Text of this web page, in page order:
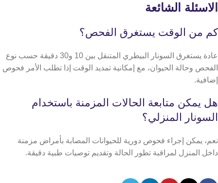
الاسئلة الشائعة
كم من الوقت يستغرق الفحص؟
عادة يستغرق السونار البيطري المتنقل بين 10 و30 دقيقة حسب نوع
الفحص وحالة الحيوان، مع إمكانية تمديد الوقت إذا تطلب الأمر فحوص
إضافية.
هل يمكن متابعة الحالات المزمنة باستخدام
السونار المنزلي؟
نعم، يمكن إجراء فحوص دورية للحيوانات المصابة بأمراض مزمنة
داخل المنزل لمراقبة تطور الحالة وتقديم توصيات طبية دقيقة.